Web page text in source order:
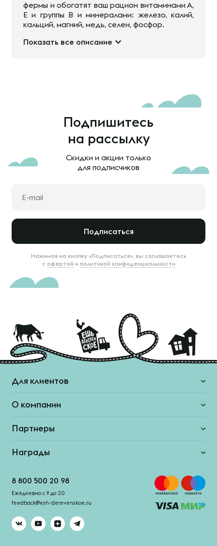
фермы и обогатят ваш рацион витаминами А,
Е и группы В и минералами: железо, калий,
кальций, магний, медь, селен, фосфор.
Показать все описание
Подпишитесь
на рассылку
Скидки и акции только
для подписчиков
Подписаться
Нажимая на кнопку «Подписаться», вы соглашаетесь
с офертой и политикой конфиденциальности
Для клиентов
О компании
Партнеры
Награды
8 800 500 20 98
Ежедневно с 9 до 20
feedback@esh-derevenskoe.ru